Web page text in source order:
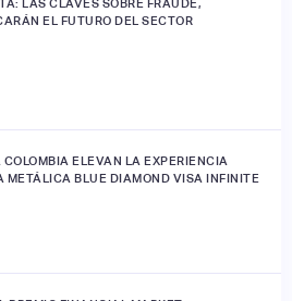
LAS CLAVES SOBRE FRAUDE,
EL FUTURO DEL SECTOR
ELEVAN LA EXPERIENCIA
METÁLICA BLUE DIAMOND VISA INFINITE